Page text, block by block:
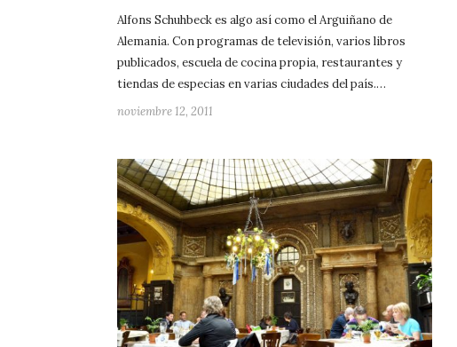
Alfons Schuhbeck es algo así como el Arguiñano de
Alemania. Con programas de televisión, varios libros
publicados, escuela de cocina propia, restaurantes y
tiendas de especias en varias ciudades del país.…
noviembre 12, 2011